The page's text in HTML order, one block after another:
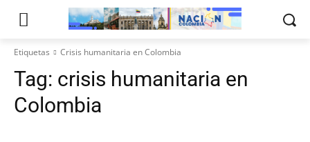
Etiquetas Crisis humanitaria en Colombia
Tag: crisis humanitaria en
Colombia